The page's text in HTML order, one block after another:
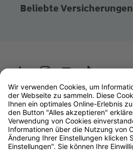
Beliebte Versicherungen
Wüstenrot
W&W Gruppe
OLB Bank
Makler